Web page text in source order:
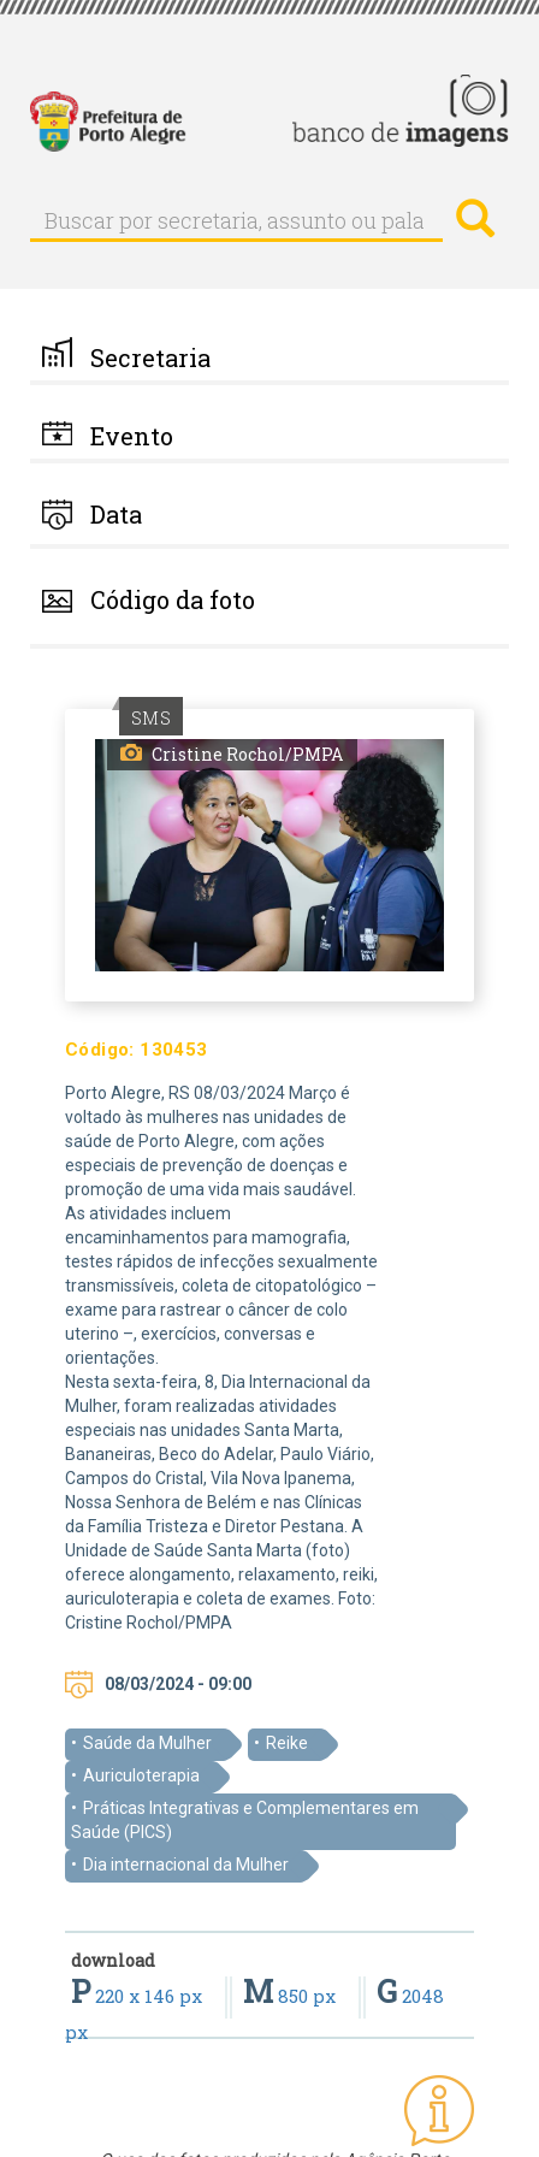
Pular
principal
Buscar
Buscar
por
palavra-
chave
Secretaria
Evento
Data
Código da foto
SMS
Cristine Rochol/PMPA
Código: 130453
Porto Alegre, RS 08/03/2024 Março é
voltado às mulheres nas unidades de
saúde de Porto Alegre, com ações
especiais de prevenção de doenças e
promoção de uma vida mais saudável.
As atividades incluem
encaminhamentos para mamografia,
testes rápidos de infecções sexualmente
transmissíveis, coleta de citopatológico –
exame para rastrear o câncer de colo
uterino –, exercícios, conversas e
orientações.
Nesta sexta-feira, 8, Dia Internacional da
Mulher, foram realizadas atividades
especiais nas unidades Santa Marta,
Bananeiras, Beco do Adelar, Paulo Viário,
Campos do Cristal, Vila Nova Ipanema,
Nossa Senhora de Belém e nas Clínicas
da Família Tristeza e Diretor Pestana. A
Unidade de Saúde Santa Marta (foto)
oferece alongamento, relaxamento, reiki,
auriculoterapia e coleta de exames. Foto:
Cristine Rochol/PMPA
08/03/2024 - 09:00
Saúde da Mulher
Reike
Auriculoterapia
Práticas Integrativas e Complementares em
Saúde (PICS)
Dia internacional da Mulher
download
P220 x 146 px M 850 px G 2048
px